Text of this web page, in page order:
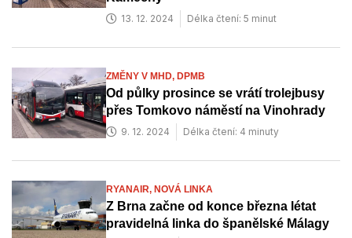
13. 12. 2024 Délka čtení: 5 minut
ZMĚNY V MHD, DPMB
Od půlky prosince se vrátí trolejbusy
přes Tomkovo náměstí na Vinohrady
9. 12. 2024 Délka čtení: 4 minuty
RYANAIR, NOVÁ LINKA
Z Brna začne od konce března létat
pravidelná linka do španělské Málagy